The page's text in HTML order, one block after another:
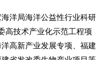
洋局海洋公益性行业科研
高技术产业化示范工程项
高新产业发展专项、福建